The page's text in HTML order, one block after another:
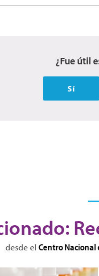
¿Fue útil
Sí
desde el Centro Nacional